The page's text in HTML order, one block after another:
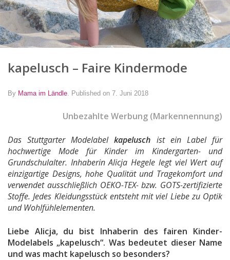
kapelusch – Faire Kindermode
By Mama im Ländle Published on 7. Juni 2018
Unbezahlte Werbung (Markennennung)
Das Stuttgarter Modelabelkapelusch ist ein Label für
hochwertige Mode für Kinder im Kindergarten- und
Grundschulalter. Inhaberin Alicja Hegele legt viel Wert auf
einzigartige Designs, hohe Qualität und Tragekomfort und
verwendet ausschließlich OEKO-TEX- bzw. GOTS-zertifizierte
Stoffe. Jedes Kleidungsstück entsteht mit viel Liebe zu Optik
und Wohlfühlelementen.
Liebe Alicja, du bist Inhaberin des fairen Kinder-
Modelabels „kapelusch“. Was bedeutet dieser Name
und was macht kapelusch so besonders?